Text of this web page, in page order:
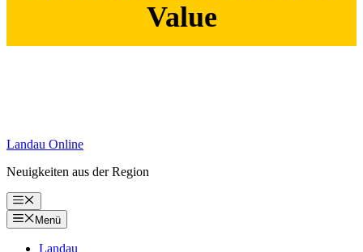
Value
Landau Online
Neuigkeiten aus der Region
Menü
Menü
Landau